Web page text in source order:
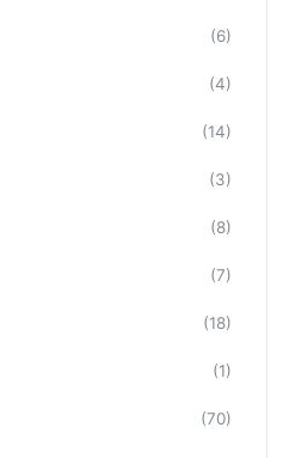
(6)
(4)
(14)
(3)
(8)
(7)
(18)
(1)
(70)